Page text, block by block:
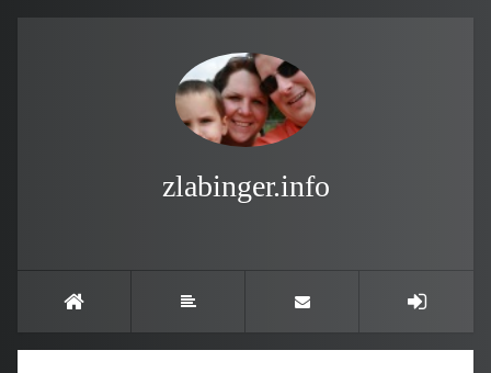
zlabinger.info